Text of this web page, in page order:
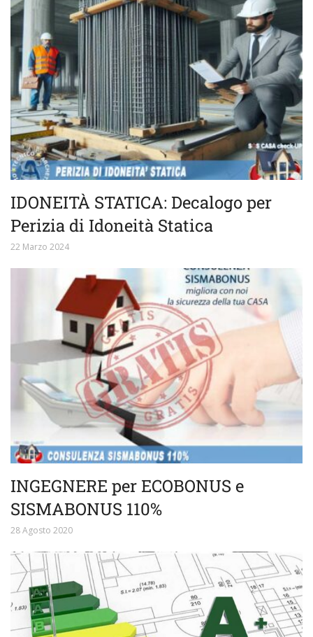
IDONEITÀ STATICA: Decalogo per
Perizia di Idoneità Statica
22 Marzo 2024
INGEGNERE per ECOBONUS e
SISMABONUS 110%
28 Agosto 2020